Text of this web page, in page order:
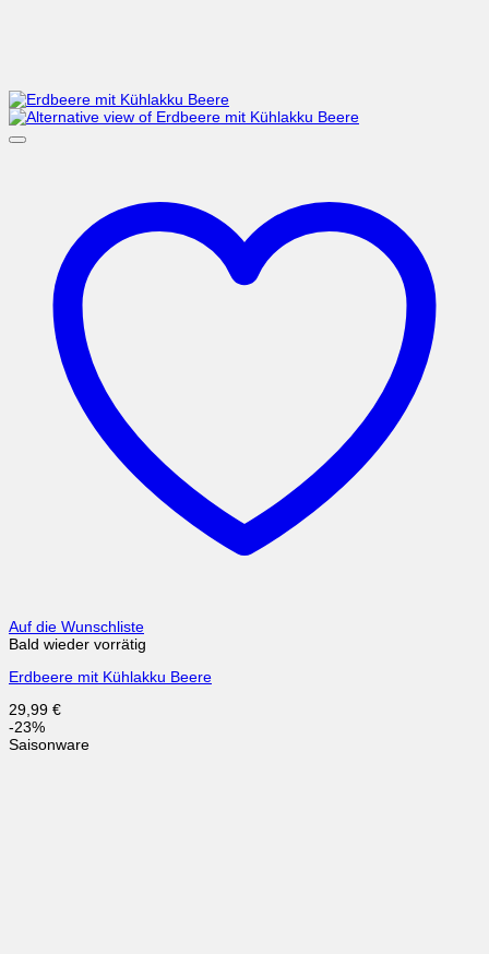
Auf die Wunschliste
Bald wieder vorrätig
Erdbeere mit Kühlakku Beere
29,99 €
-23%
Saisonware